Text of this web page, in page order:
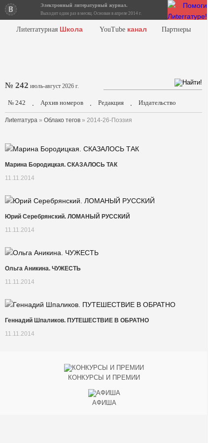
Электронный литературный журнал.
Выходит один раз в месяц. Основан в апреле 2014 г.
Лиterraтурная Школа YouTube канал Партнеры
№ 242 июль-август 2026 г.
№ 242 . Архив номеров . Редакция . Издательство
Лиterraтура » Облако тегов » 2014-26-Поэзия
Марина Бородицкая. СКАЗАЛОСЬ ТАК
11.11.2014
Юрий Серебрянский. ЛОМАНЫЙ РУССКИЙ
11.11.2014
Ольга Аникина. ЧУЖЕСТЬ
11.11.2014
Геннадий Шпаликов. ПУТЕШЕСТВИЕ В ОБРАТНО
11.11.2014
КОНКУРСЫ И ПРЕМИИ
АФИША